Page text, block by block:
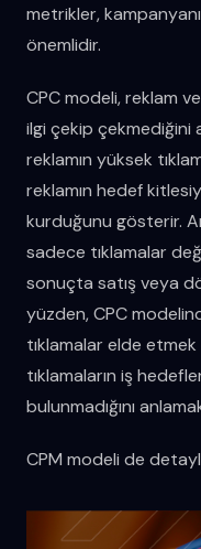
metrikler,
önemlidir.
CPC modeli, reklam
ilgi çekip çekmediğini
reklamın yüksek
reklamın hedef
kurduğunu gösterir.
sadece tıklamalar
sonuçta satış veya
yüzden, CPC
tıklamalar elde
tıklamaların iş
bulunmadığını
CPM modeli de